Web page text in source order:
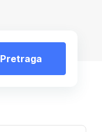
Pretraga